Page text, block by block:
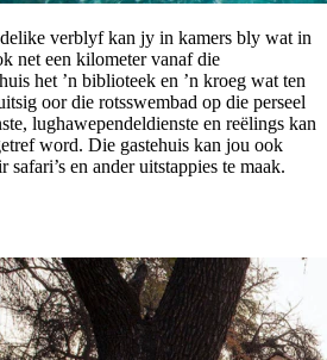
verblyf kan jy in kamers bly wat in
net een kilometer vanaf die
het ’n biblioteek en ’n kroeg wat ten
oor die rotsswembad op die perseel
lughawependeldienste en reëlings kan
word. Die gastehuis kan jou ook
en ander uitstappies te maak.